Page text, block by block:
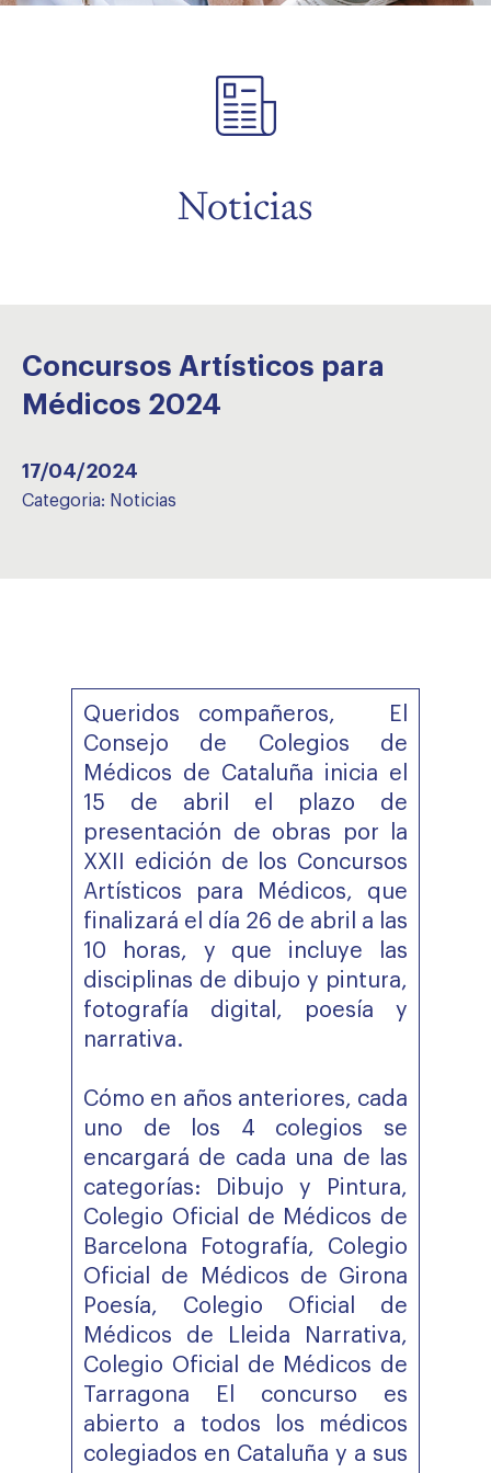
Noticias
Concursos Artísticos para
Médicos 2024
17/04/2024
Categoria: Noticias
Queridos compañeros, El
Consejo de Colegios de
Médicos de Cataluña inicia el
15 de abril el plazo de
presentación de obras por la
XXII edición de los Concursos
Artísticos para Médicos, que
finalizará el día 26 de abril a las
10 horas, y que incluye las
disciplinas de dibujo y pintura,
fotografía digital, poesía y
narrativa.
Cómo en años anteriores, cada
uno de los 4 colegios se
encargará de cada una de las
categorías: Dibujo y Pintura,
Colegio Oficial de Médicos de
Barcelona Fotografía, Colegio
Oficial de Médicos de Girona
Poesía, Colegio Oficial de
Médicos de Lleida Narrativa,
Colegio Oficial de Médicos de
Tarragona El concurso es
abierto a todos los médicos
colegiados en Cataluña y a sus